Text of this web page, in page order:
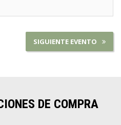
SIGUIENTE EVENTO
DE COMPRA